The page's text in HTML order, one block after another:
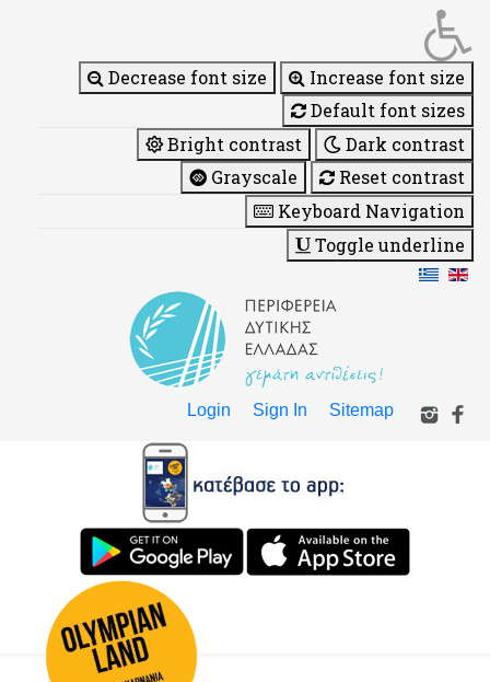
Decrease font size
Increase font size
Default font sizes
Bright contrast
Dark contrast
Grayscale
Reset contrast
Keyboard Navigation
Toggle underline
Login Sign In Sitemap